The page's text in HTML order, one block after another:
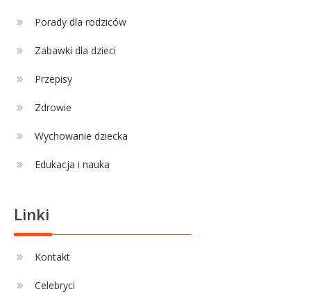
Adamek wiek: ile lat ma legenda
Porady dla rodziców
Zabawki dla dzieci
Przepisy
Zdrowie
Wychowanie dziecka
Edukacja i nauka
Linki
Kontakt
Celebryci